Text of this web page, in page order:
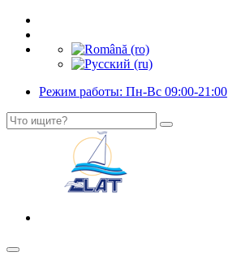
Режим работы: Пн-Вс 09:00-21:00